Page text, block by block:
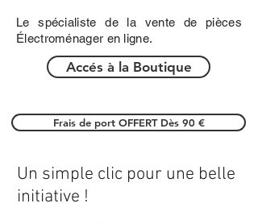
Le spécialiste de la vente de pièces
Électroménager en ligne.
Accés à la Boutique
Frais de port OFFERT Dès 90 €
Un simple clic pour une belle
initiative !